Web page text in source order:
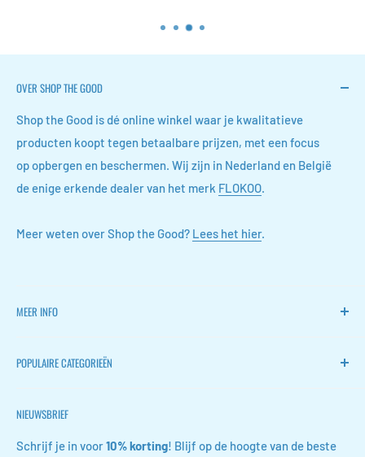
OVER SHOP THE GOOD
Shop the Good is dé online winkel waar je kwalitatieve
producten koopt tegen betaalbare prijzen, met een focus
op opbergen en beschermen. Wij zijn in Nederland en België
de enige erkende dealer van het merk FLOKOO.
Meer weten over Shop the Good? Lees het hier.
MEER INFO
FLOKOO
Contact
FAQ
POPULAIRE CATEGORIEËN
Wijn accessoires
Schoen opbergers
NIEUWSBRIEF
Schrijf je in voor10% korting! Blijf op de hoogte van de beste